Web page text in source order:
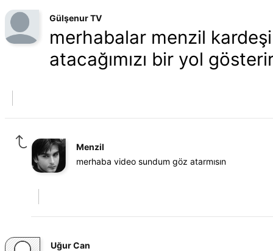
Gülşenur TV
merhabalar menzil
atacağımızı bir yol
Menzil
merhaba video sundum göz atarmısın
Uğur Can